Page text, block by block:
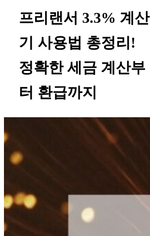
프리랜서 3.3% 계산
기 사용법 총정리!
정확한 세금 계산부
터 환급까지